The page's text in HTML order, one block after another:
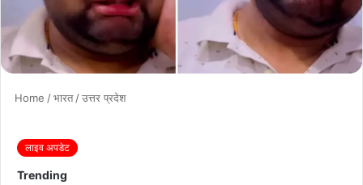
Home /भारत /उत्तर प्रदेश
लाइव अपडेट
Trending